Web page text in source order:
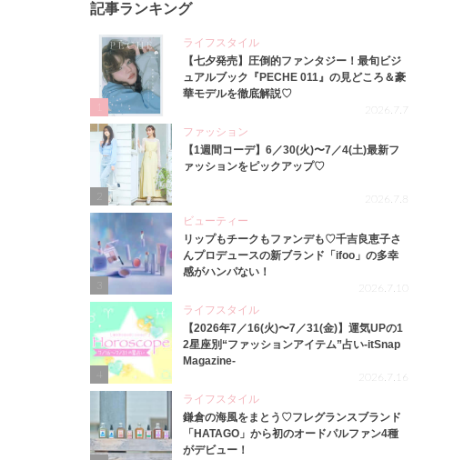
記事ランキング
ライフスタイル
【七夕発売】圧倒的ファンタジー！最旬ビジ
ュアルブック『PECHE 011』の見どころ＆豪
華モデルを徹底解説♡
2026.7.7
ファッション
【1週間コーデ】6／30(火)〜7／4(土)最新フ
ァッションをピックアップ♡
2026.7.8
3
ビューティー
リップもチークもファンデも♡千吉良恵子さ
んプロデュースの新ブランド「ifoo」の多幸
感がハンパない！
2026.7.10
4
ライフスタイル
【2026年7／16(火)〜7／31(金)】運気UPの1
2星座別“ファッションアイテム”占い-itSnap
Magazine-
2026.7.16
ライフスタイル
鎌倉の海風をまとう♡フレグランスブランド
「HATAGO」から初のオードパルファン4種
がデビュー！